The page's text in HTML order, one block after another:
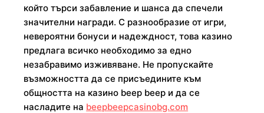
който търси забавление и шанса да спечели
значителни награди. С разнообразие от игри,
невероятни бонуси и надеждност, това казино
предлага всичко необходимо за едно
незабравимо изживяване. Не пропускайте
възможността да се присъедините към
общността на казино beep beep и да се
насладите на beepbeepcasinobg.com